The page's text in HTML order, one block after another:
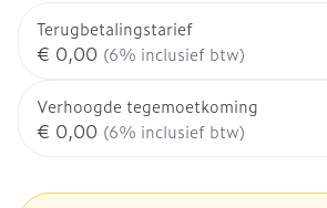
Terugbetalingstarief
€ 0,00 (6% inclusief btw)
Verhoogde tegemoetkoming
€ 0,00 (6% inclusief btw)